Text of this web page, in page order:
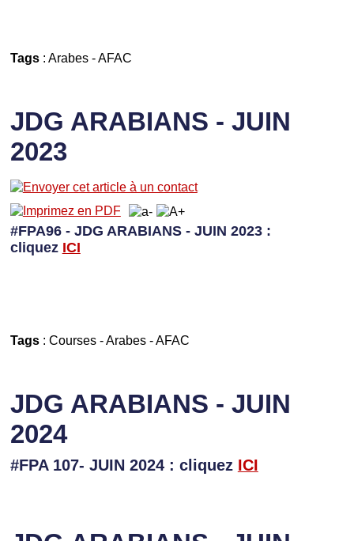
Tags: Arabes-AFAC
JDG ARABIANS - JUIN
2023
#FPA96 - JDG ARABIANS - JUIN 2023 :
cliquez ICI
Tags: Courses- Arabes- AFAC
JDG ARABIANS - JUIN
2024
#FPA 107- JUIN 2024 : cliquez ICI